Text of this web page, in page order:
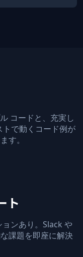
コードと、充実し
で動くコード例が
す。
ト
ンあり。Slack や
課題を即座に解決